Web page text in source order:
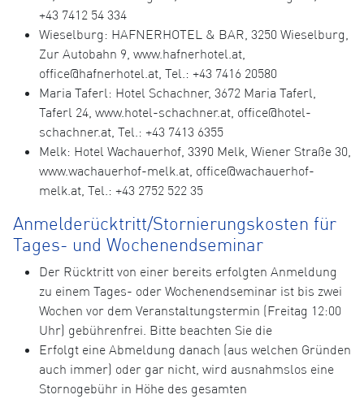
+43 7412 54 334
Wieselburg: HAFNERHOTEL & BAR, 3250 Wieselburg,
Zur Autobahn 9, www.hafnerhotel.at,
office@hafnerhotel.at, Tel.: +43 7416 20580
Maria Taferl: Hotel Schachner, 3672 Maria Taferl,
Taferl 24, www.hotel-schachner.at, office@hotel-
schachner.at, Tel.: +43 7413 6355
Melk: Hotel Wachauerhof, 3390 Melk, Wiener Straße 30,
www.wachauerhof-melk.at, office@wachauerhof-
melk.at, Tel.: +43 2752 522 35
Anmelderücktritt/Stornierungskosten für
Tages- und Wochenendseminar
Der Rücktritt von einer bereits erfolgten Anmeldung
zu einem Tages- oder Wochenendseminar ist bis zwei
Wochen vor dem Veranstaltungstermin (Freitag 12:00
Uhr) gebührenfrei. Bitte beachten Sie die
Erfolgt eine Abmeldung danach (aus welchen Gründen
auch immer) oder gar nicht, wird ausnahmslos eine
Stornogebühr in Höhe des gesamten